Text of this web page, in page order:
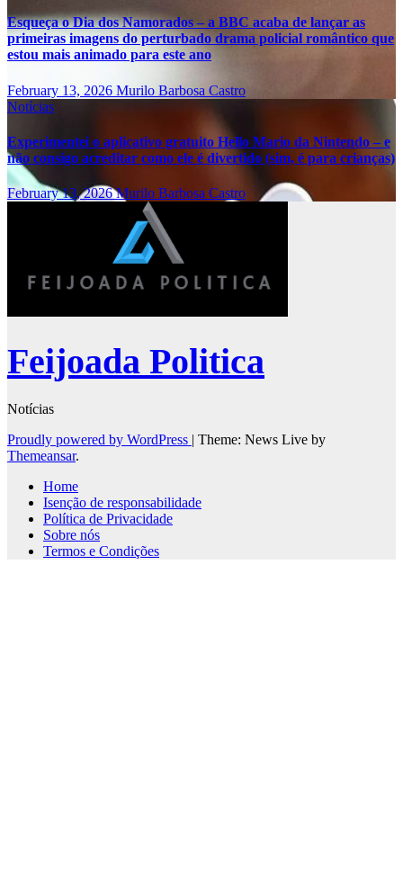
Esqueça o Dia dos Namorados – a BBC acaba de lançar as
primeiras imagens do perturbado drama policial romântico que
estou mais animado para este ano
February 13, 2026 Murilo Barbosa Castro
Notícias
Experimentei o aplicativo gratuito Hello Mario da Nintendo – e
não consigo acreditar como ele é divertido (sim, é para crianças)
February 13, 2026Murilo Barbosa Castro
Feijoada Politica
Notícias
Proudly powered by WordPress | Theme: News Live by
Themeansar.
Home
Isenção de responsabilidade
Política de Privacidade
Sobre nós
Termos e Condições